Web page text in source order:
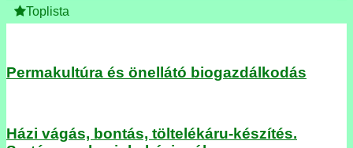
Toplista
Permakultúra és önellátó biogazdálkodás
Házi vágás, bontás, töltelékáru-készítés.